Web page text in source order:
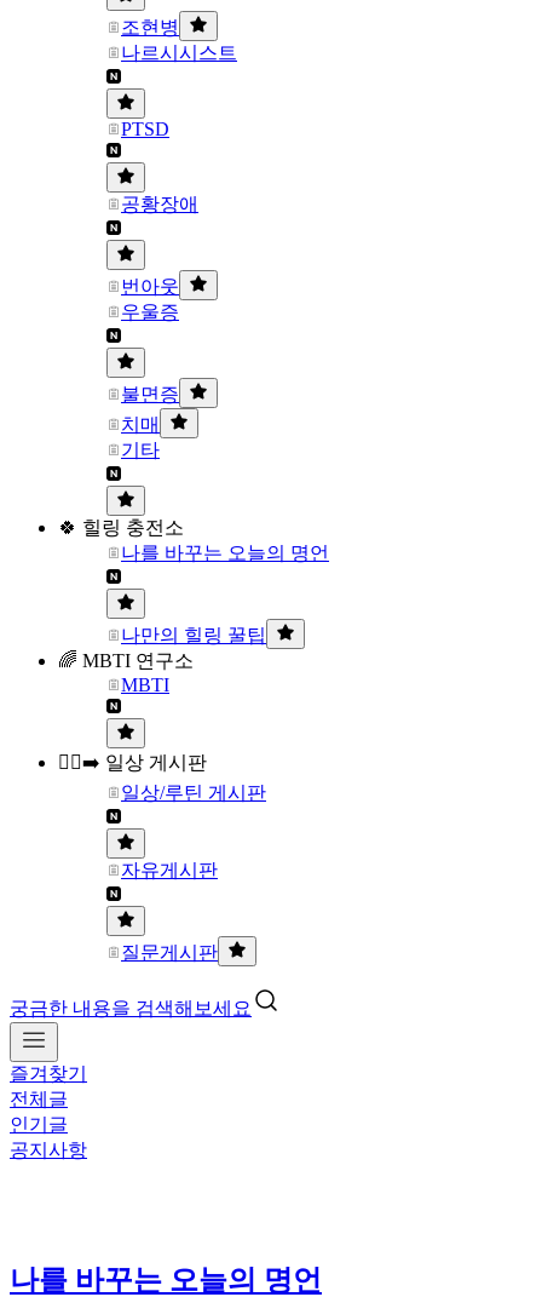
조현병
나르시시스트
PTSD
공황장애
번아웃
우울증
불면증
치매
기타
🍀 힐링 충전소
나를 바꾸는 오늘의 명언
나만의 힐링 꿀팁
🌈 MBTI 연구소
MBTI
🏃‍♀️‍➡️ 일상 게시판
일상/루틴 게시판
자유게시판
질문게시판
궁금한 내용을 검색해보세요
즐겨찾기
전체글
인기글
공지사항
나를 바꾸는 오늘의 명언